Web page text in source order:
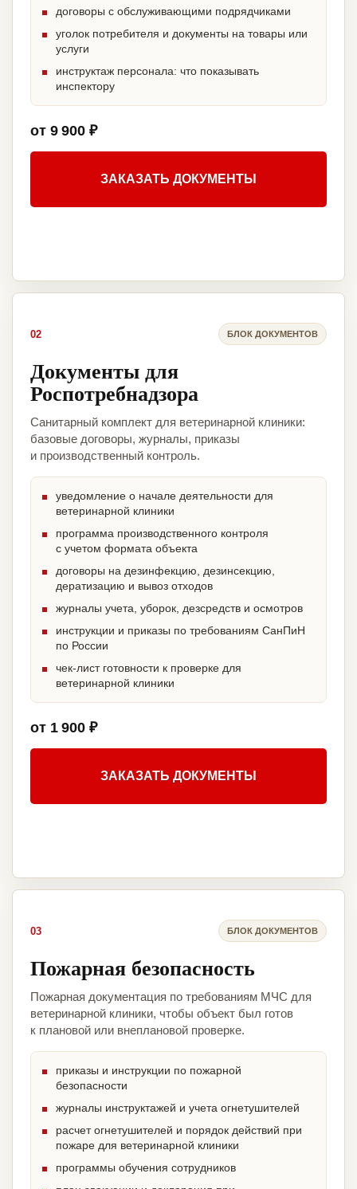
договоры с обслуживающими подрядчиками
уголок потребителя и документы на товары или
услуги
инструктаж персонала: что показывать
инспектору
от 9 900 ₽
ЗАКАЗАТЬ ДОКУМЕНТЫ
02 БЛОК ДОКУМЕНТОВ
Документы для
Роспотребнадзора
Санитарный комплект для ветеринарной клиники:
базовые договоры, журналы, приказы
и производственный контроль.
уведомление о начале деятельности для
ветеринарной клиники
программа производственного контроля
с учетом формата объекта
договоры на дезинфекцию, дезинсекцию,
дератизацию и вывоз отходов
журналы учета, уборок, дезсредств и осмотров
инструкции и приказы по требованиям СанПиН
по России
чек-лист готовности к проверке для
ветеринарной клиники
от 1 900 ₽
ЗАКАЗАТЬ ДОКУМЕНТЫ
03 БЛОК ДОКУМЕНТОВ
Пожарная безопасность
Пожарная документация по требованиям МЧС для
ветеринарной клиники, чтобы объект был готов
к плановой или внеплановой проверке.
приказы и инструкции по пожарной
безопасности
журналы инструктажей и учета огнетушителей
расчет огнетушителей и порядок действий при
пожаре для ветеринарной клиники
программы обучения сотрудников